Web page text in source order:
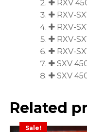
RXV
RXV-
RXV-
RXV-
RXV-
SXV
SXV
Related
Sale!